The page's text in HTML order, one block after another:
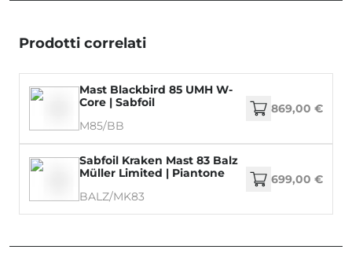
Prodotti correlati
Mast Blackbird 85 UMH W-
Core | Sabfoil
M85/BB
869,00 €
Sabfoil Kraken Mast 83 Balz
Müller Limited | Piantone
BALZ/MK83
699,00 €